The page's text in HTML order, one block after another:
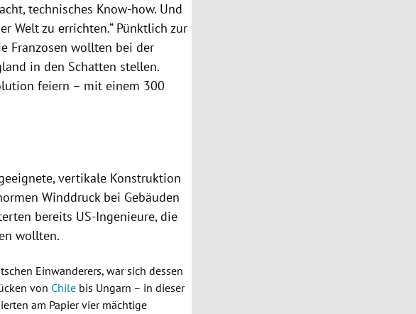
technisches Know-how. Und
Welt zu errichten.“ Pünktlich zur
Franzosen wollten bei der
in den Schatten stellen.
feiern – mit einem 300
vertikale Konstruktion
Winddruck bei Gebäuden
bereits US-Ingenieure, die
wollten.
Einwanderers, war sich dessen
von Chile bis Ungarn – in dieser
am Papier vier mächtige